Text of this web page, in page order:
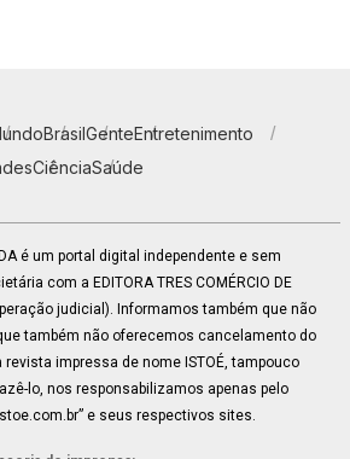
BrasilGenteEntretenimento
CiênciaSaúde
é um portal digital independente e sem
com a EDITORA TRES COMÉRCIO DE
judicial). Informamos também que não
também não oferecemos cancelamento do
impressa de nome ISTOÉ, tampouco
lo, nos responsabilizamos apenas pelo
e seus respectivos sites.